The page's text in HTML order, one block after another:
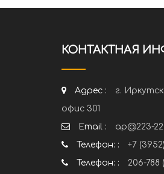
КОНТАКТНАЯ
Адрес :
г.
офис 301
Email :
ap@223-
Телефон: :
+7
Телефон: :
206-